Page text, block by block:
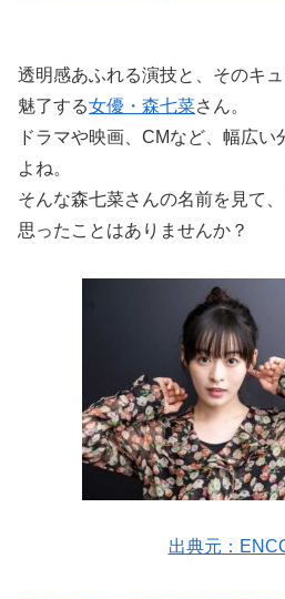
透明感あふれる演技と、そのキ
魅了する女優・森七菜さん。
ドラマや映画、CMなど、幅広
よね。
そんな森七菜さんの名前を見て、
思ったことはありませんか？
出典元：